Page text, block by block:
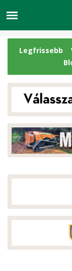
Legfrissebb